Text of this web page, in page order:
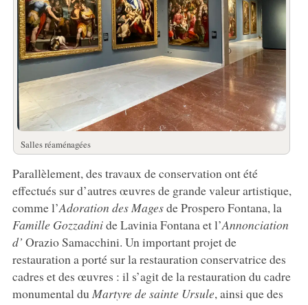
Salles réaménagées
Parallèlement, des travaux de conservation ont été
effectués sur d’autres œuvres de grande valeur artistique,
comme l’Adoration des Magesde Prospero Fontana, la
Famille Gozzadinide Lavinia Fontana et l’Annonciation
d’ Orazio Samacchini. Un important projet de
restauration a porté sur la restauration conservatrice des
cadres et des œuvres : il s’agit de la restauration du cadre
monumental duMartyre de sainte Ursule, ainsi que des